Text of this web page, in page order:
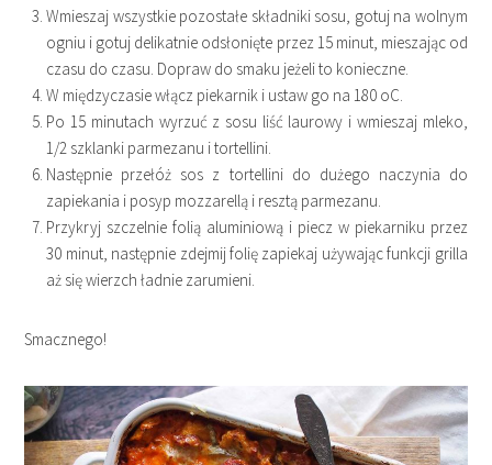
Wmieszaj wszystkie pozostałe składniki sosu, gotuj na wolnym
ogniu i gotuj delikatnie odsłonięte przez 15 minut, mieszając od
czasu do czasu. Dopraw do smaku jeżeli to konieczne.
W międzyczasie włącz piekarnik i ustaw go na 180 oC.
Po 15 minutach wyrzuć z sosu liść laurowy i wmieszaj mleko,
1/2 szklanki parmezanu i tortellini.
Następnie przełóż sos z tortellini do dużego naczynia do
zapiekania i posyp mozzarellą i resztą parmezanu.
Przykryj szczelnie folią aluminiową i piecz w piekarniku przez
30 minut, następnie zdejmij folię zapiekaj używając funkcji grilla
aż się wierzch ładnie zarumieni.
Smacznego!